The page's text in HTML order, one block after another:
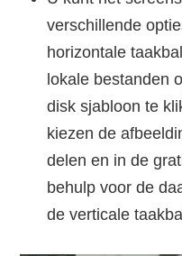
verschillende
horizontale
lokale bestanden
disk sjabloon te
kiezen de
delen en in de
behulp voor de
de verticale